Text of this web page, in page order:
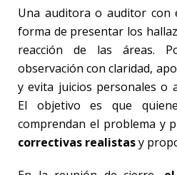
Una auditora o auditor con
forma de presentar los
reacción de las áreas.
observación con claridad,
y evita juicios personales o
El objetivo es que
comprendan el problema y
correctivas realistasy